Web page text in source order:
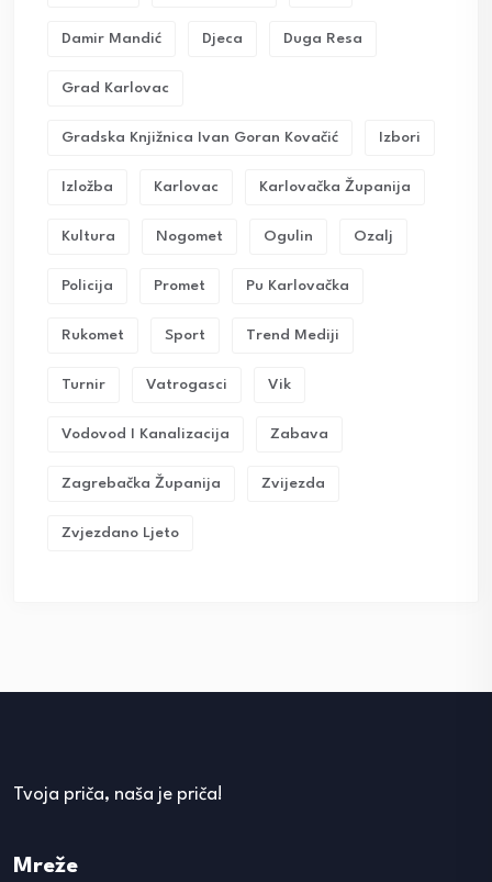
Damir Mandić Djeca Duga Resa
Grad Karlovac
Gradska Knjižnica Ivan Goran Kovačić Izbori
Izložba Karlovac Karlovačka Županija
Kultura Nogomet Ogulin Ozalj
Policija Promet Pu Karlovačka
Rukomet Sport Trend Mediji
Turnir Vatrogasci Vik
Vodovod I Kanalizacija Zabava
Zagrebačka Županija Zvijezda
Zvjezdano Ljeto
Tvoja priča, naša je priča!
Mreže